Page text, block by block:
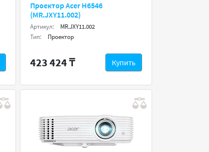
Проектор Acer H6546
(MR.JXY11.002)
Артикул:
MR.JXY11.002
Тип:
Проектор
423 424 ₸ Купить